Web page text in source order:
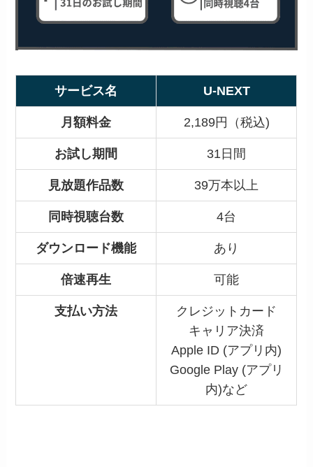
サービス名 U-NEXT
月額料金 2,189円（税込)
お試し期間 31日間
見放題作品数 39万本以上
同時視聴台数 4台
ダウンロード機能 あり
倍速再生 可能
支払い方法
クレジットカード
キャリア決済
Apple ID (アプリ内)
Google Play (アプリ
内)など